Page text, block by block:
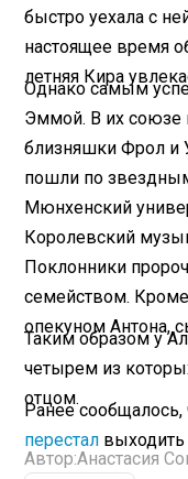
быстро уехала с
настоящее время
летняя Кира
Однако самым
Эммой. В их союзе
близняшки Фрол и
пошли по
Мюнхенский
Королевский
Поклонники
семейством.
опекуном Антона,
Таким образом у
четырем из
отцом.
Ранее
перестал выходить
Автор:Анастасия